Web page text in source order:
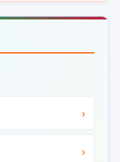
›
›